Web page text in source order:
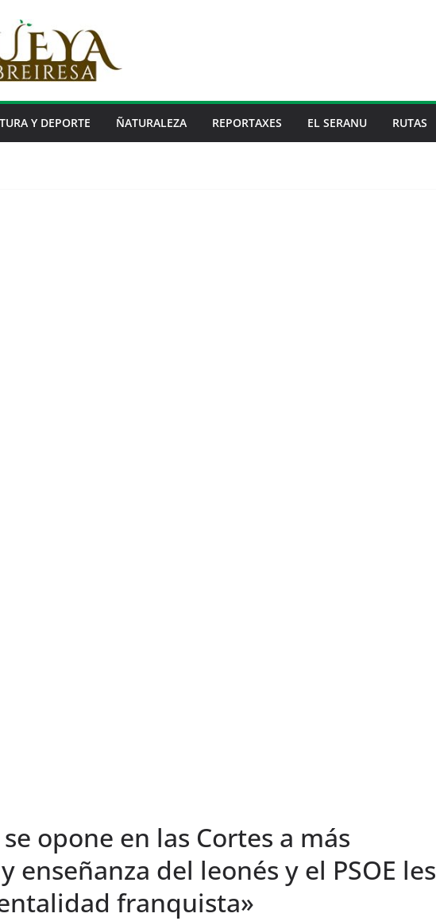
Y DEPORTE ÑATURALEZA REPORTAXES EL SERANU RUTAS
opone en las Cortes a más
enseñanza del leonés y el PSOE les
franquista»